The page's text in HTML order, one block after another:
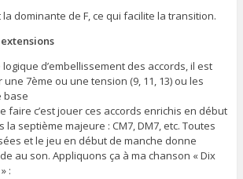
la dominante de F, ce qui facilite la transition.
d’embellissement des accords, il est
7ème ou une tension (9, 11, 13) ou les
base
faire c’est jouer ces accords enrichis en début
la septième majeure : CM7, DM7, etc. Toutes
et le jeu en début de manche donne
au son. Appliquons ça à ma chanson « Dix
: